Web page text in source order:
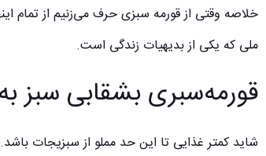
خلاصه وقتی از قورمه سبزی حرف می‌زنیم از تمام
ملی که یکی از بدیهیات زندگی است.
قورمه‌سبری بشقابی سبز
شاید کمتر غذایی تا این حد مملو از سبزیجات